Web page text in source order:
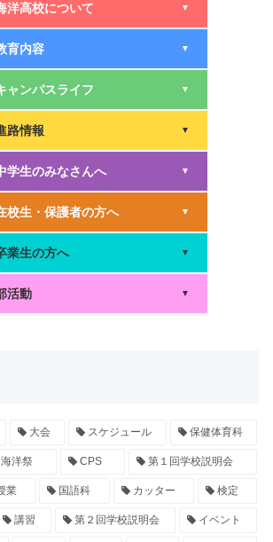
洋高校について ▼
育内容 ▼
ャンパスライフ ▼
路情報 ▼
学生のみなさんへ ▼
校生・保護者の方へ ▼
業生の方へ ▼
活動 ▼
大会 スケジュール 保健体育科
洋祭 CPS 第１回学校説明会
業 国語科 カッター 検定
講習 第２回学校説明会 イベント